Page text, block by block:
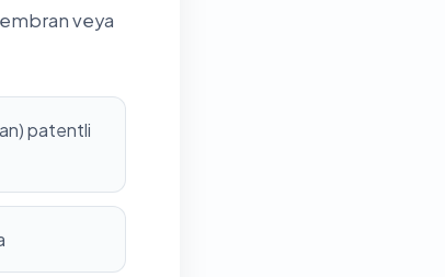
veya
patentli